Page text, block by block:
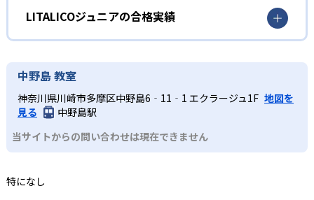
2 専門性の高い教育プログラム
発達障害・学習障害の支援経験豊富な講師陣が、心理学や
導入。環境調整や教材選定においても視覚・聴覚・体感な
ら、最適な学習体験を実現する。
め方までプランニング。保護者向けのペアレントトレーニ
ングプログラムも用意し、家庭・学校・教室が連携する体
いく。子どもが自発的に、楽しみながらコミュニケーショ
集団での遊びやルール学習を通じて、ソーシャルスキルア
ップを図る時期。児童発達支援のサービスでは、個別支援
と集団支援の授業を組み合わせて、対人関係の基本スキル
一人ひとりの発達特性に合わせたオーダーメイド指導で、
教科学習とソーシャルスキルアップを同時にサポートでき
る。 発達支援の専門スタッフが在籍し、心理検査やアセス
メントを活用して学習プランを科学的に設計するため、的
確なアプローチが期待できる。 また、保護者向けの面談や
トレーニングで家庭と教室の連携を強化し、学びの効果を
継続的に高める体制が整っている。
どんなデメリットがある?
教室運営費や授業料は教室ごとに異なり、地域によって費
開講日時や定員が異なるため、希望する時間帯に予約が取
LITALICOジュニアの合格実績
LITALICOジュニアは合格実績を公式サイトで公開していな
中野島 教室
神奈川県川崎市多摩区中野島6‐11‐1 エクラージュ1F 地図を
見る
中野島駅
当サイトからの問い合わせは現在できません
特になし